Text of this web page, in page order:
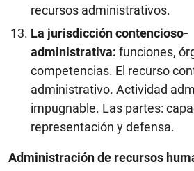
recursos administrativos.
La jurisdicción contencioso-
administrativa: funciones,
competencias. El recurso
administrativo. Actividad
impugnable. Las partes:
representación y defensa.
Administración de recursos